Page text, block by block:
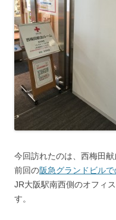
今回訪れたのは、西梅田献
前回の阪急グランドビルで
JR大阪駅南西側のオフィ
す。